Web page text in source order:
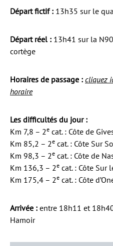
Départ fictif : 13h35 sur le
Départ réel : 13h41 sur la
cortège
Horaires de passage : cliquez
horaire
Les difficultés du jour :
Km 7,8 – 2e cat. : Côte de
Km 85,2 – 2e cat. : Côte Sur
Km 98,3 – 2e cat. : Côte de
Km 136,3 – 2e cat. : Côte Sur
Km 175,4 – 2e cat. : Côte
Arrivée : entre 18h11 et
Hamoir